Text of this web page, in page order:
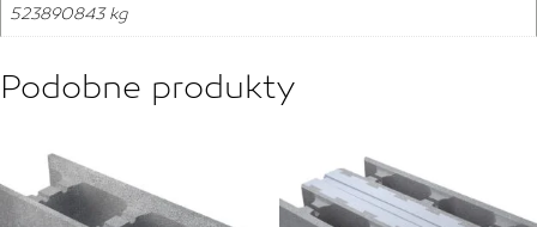
523890843 kg
Podobne produkty